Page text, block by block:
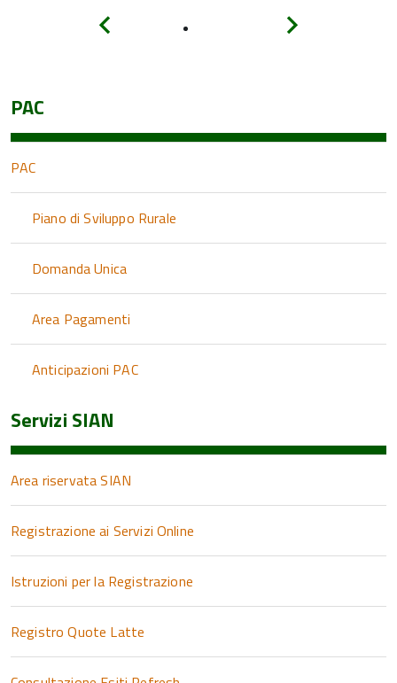
PAC
PAC
Piano di Sviluppo Rurale
Domanda Unica
Area Pagamenti
Anticipazioni PAC
Servizi SIAN
Area riservata SIAN
Registrazione ai Servizi Online
Istruzioni per la Registrazione
Registro Quote Latte